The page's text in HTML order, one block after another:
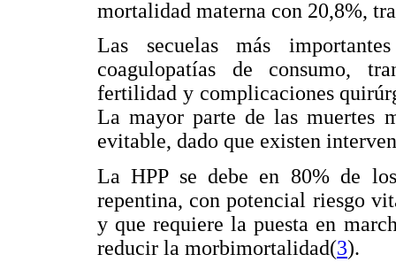
mortalidad materna con 20,8%,
Las secuelas más
coagulopatías de consumo,
fertilidad y complicaciones
La mayor parte de las muertes
evitable, dado que existen
La HPP se debe en 80% de
repentina, con potencial riesgo
y que requiere la puesta en
reducir la morbimortalidad(3).